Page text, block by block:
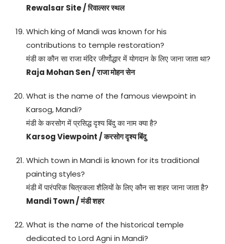
Rewalsar Site / रिवाल्सर स्थल
Which king of Mandi was known for his
contributions to temple restoration?
मंडी का कौन सा राजा मंदिर जीर्णोद्धार में योगदान के लिए जाना जाता था?
Raja Mohan Sen / राजा मोहन सेन
What is the name of the famous viewpoint in
Karsog, Mandi?
मंडी के करसोग में प्रसिद्ध दृश्य बिंदु का नाम क्या है?
Karsog Viewpoint / करसोग दृश्य बिंदु
Which town in Mandi is known for its traditional
painting styles?
मंडी में पारंपरिक चित्रकला शैलियों के लिए कौन सा शहर जाना जाता है?
Mandi Town / मंडी शहर
What is the name of the historical temple
dedicated to Lord Agni in Mandi?